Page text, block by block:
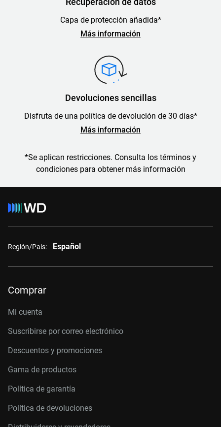
Capa de protección añadida*
Más información
Devoluciones sencillas
Disfruta de una política de devolución de 30 días*
Más información
*Se aplican restricciones. Consulta los términos y
condiciones para obtener más información
Región/País: Español
Comprar
Mi cuenta
Suscribirse por correo electrónico
Descuentos y promociones
Gama de productos
Política de garantía
Política de devoluciones